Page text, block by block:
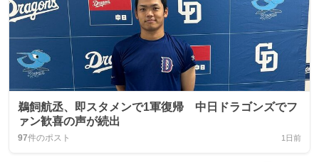
鵜飼航丞、即スタメンで1軍復帰 中日ドラゴンズでフ
ァン歓喜の声が続出
97件のポスト 1日前